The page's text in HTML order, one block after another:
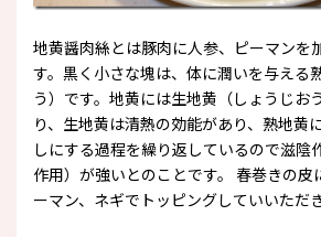
地黄醤肉絲とは豚肉に人参、ピーマンを
す。黒く小さな塊は、体に潤いを与える
う）です。地黄には生地黄（しょうじお
り、生地黄は清熱の効能があり、熟地黄
しにする過程を繰り返しているので滋陰
作用）が強いとのことです。 春巻きの皮
ーマン、ネギでトッピングしていいただき